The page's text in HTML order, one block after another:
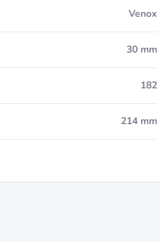
Venox
30 mm
182
214 mm